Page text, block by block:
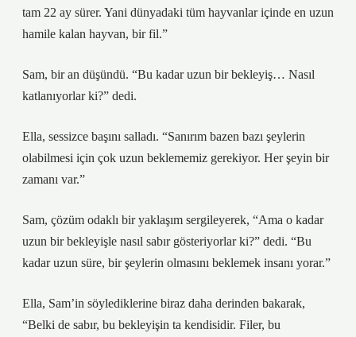
tam 22 ay sürer. Yani dünyadaki tüm hayvanlar içinde en uzun
hamile kalan hayvan, bir fil.”
Sam, bir an düşündü. “Bu kadar uzun bir bekleyiş… Nasıl
katlanıyorlar ki?” dedi.
Ella, sessizce başını salladı. “Sanırım bazen bazı şeylerin
olabilmesi için çok uzun beklememiz gerekiyor. Her şeyin bir
zamanı var.”
Sam, çözüm odaklı bir yaklaşım sergileyerek, “Ama o kadar
uzun bir bekleyişle nasıl sabır gösteriyorlar ki?” dedi. “Bu
kadar uzun süre, bir şeylerin olmasını beklemek insanı yorar.”
Ella, Sam’in söylediklerine biraz daha derinden bakarak,
“Belki de sabır, bu bekleyişin ta kendisidir. Filer, bu